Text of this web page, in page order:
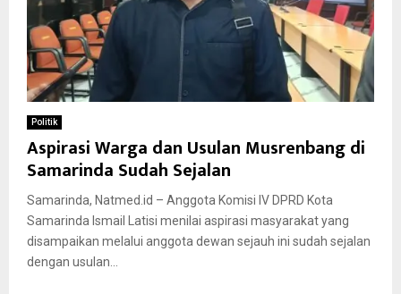
Politik
Aspirasi Warga dan Usulan Musrenbang di
Samarinda Sudah Sejalan
Samarinda, Natmed.id – Anggota Komisi IV DPRD Kota
Samarinda Ismail Latisi menilai aspirasi masyarakat yang
disampaikan melalui anggota dewan sejauh ini sudah sejalan
dengan usulan...